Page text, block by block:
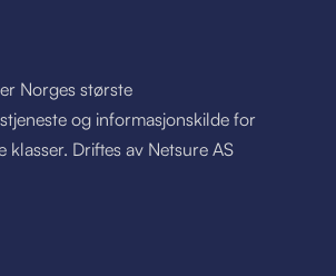
Norges største
og informasjonskilde for
klasser. Driftes av Netsure AS